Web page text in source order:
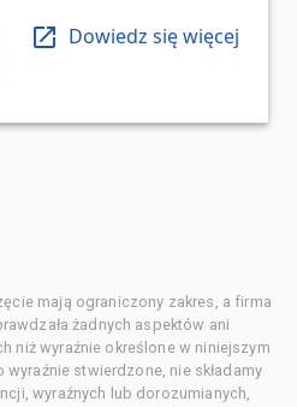
Dowiedz się więcej
mają ograniczony zakres, a firma
żadnych aspektów ani
niż wyraźnie określone w niniejszym
wyraźnie stwierdzone, nie składamy
wyraźnych lub dorozumianych,